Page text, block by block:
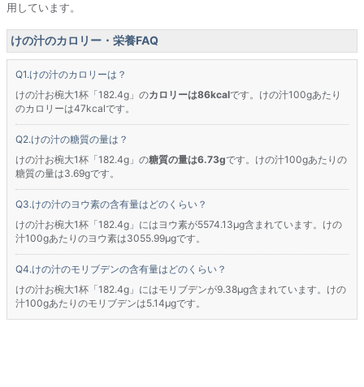
用しています。
けの汁のカロリー・栄養FAQ
けの汁のカロリーは？
けの汁お椀大1杯「182.4g」のカロリーは86kcalです。けの汁100gあたり
のカロリーは47kcalです。
けの汁の糖質の量は？
けの汁お椀大1杯「182.4g」の糖質の量は6.73gです。けの汁100gあたりの
糖質の量は3.69gです。
けの汁のヨウ素の含有量はどのくらい？
けの汁お椀大1杯「182.4g」にはヨウ素が5574.13μg含まれています。けの
汁100gあたりのヨウ素は3055.99μgです。
けの汁のモリブデンの含有量はどのくらい？
けの汁お椀大1杯「182.4g」にはモリブデンが9.38μg含まれています。けの
汁100gあたりのモリブデンは5.14μgです。